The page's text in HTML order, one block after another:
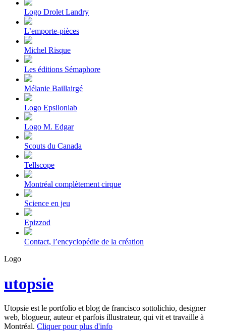
Logo Drolet Landry
L’emporte-pièces
Michel Risque
Les éditions Sémaphore
Mélanie Baillairgé
Logo Epsilonlab
Logo M. Edgar
Scouts du Canada
Tellscope
Montréal complètement cirque
Science en jeu
Epizzod
Contact, l’encyclopédie de la création
Logo
utopsie
Utopsie est le portfolio et blog de francisco sottolichio, designer
web, blogueur, auteur et parfois illustrateur, qui vit et travaille à
Montréal. Cliquer pour plus d'info